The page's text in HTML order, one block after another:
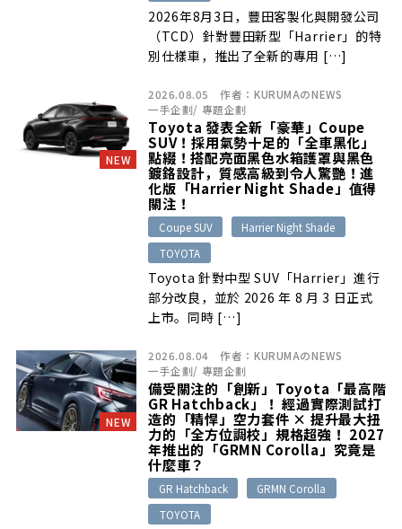
2026年8月3日，豐田客製化與開發公司
（TCD）針對豐田新型「Harrier」的特
別仕樣車，推出了全新的專用 […]
NEW
2026.08.05 作者： KURUMAのNEWS
一手企劃/ 專題企劃
Toyota 發表全新「豪華」Coupe
SUV！採用氣勢十足的「全車黑化」
點綴！搭配亮面黑色水箱護罩與黑色
鍍鉻設計，質感高級到令人驚艷！進
化版「Harrier Night Shade」值得
關注！
Coupe SUV
Harrier Night Shade
TOYOTA
Toyota 針對中型 SUV「Harrier」進行
部分改良，並於 2026 年 8 月 3 日正式
上市。同時 […]
NEW
2026.08.04 作者： KURUMAのNEWS
一手企劃/ 專題企劃
備受關注的「創新」Toyota「最高階
GR Hatchback」！ 經過實際測試打
造的「精悍」空力套件 × 提升最大扭
力的「全方位調校」規格超強！ 2027
年推出的「GRMN Corolla」究竟是
什麼車？
GR Hatchback
GRMN Corolla
TOYOTA